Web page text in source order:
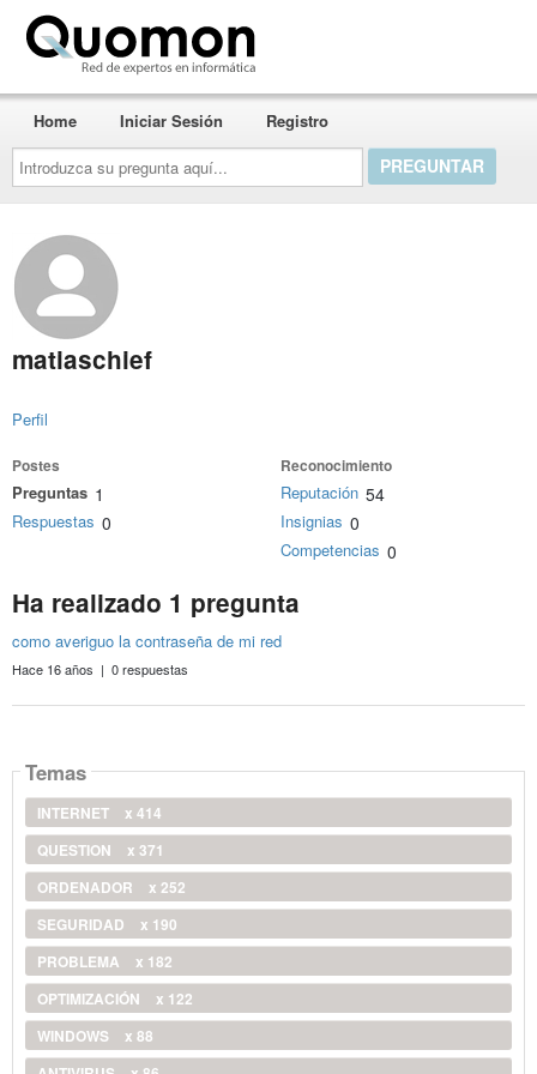
Introduzca
su
pregunta
aquí...
Home Iniciar Sesión Registro
matiaschief
Perfil
Postes
Preguntas 1
Respuestas 0
Reconocimiento
Reputación 54
Insignias 0
Competencias 0
Ha realizado 1 pregunta
como averiguo la contraseña de mi red
Hace 16 años | 0 respuestas
Temas
INTERNET
x 414
QUESTION
x 371
ORDENADOR
x 252
SEGURIDAD
x 190
PROBLEMA
x 182
OPTIMIZACIÓN
x 122
WINDOWS
x 88